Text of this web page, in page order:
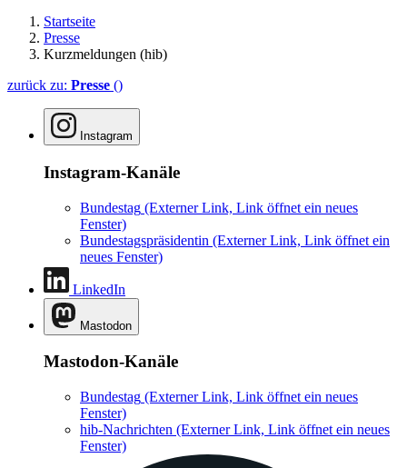
Startseite
Presse
Kurzmeldungen (hib)
zurück zu: Presse ()
Instagram
Instagram-Kanäle
Bundestag (Externer Link, Link öffnet ein neues
Fenster)
Bundestagspräsidentin (Externer Link, Link öffnet ein
neues Fenster)
LinkedIn
Mastodon
Mastodon-Kanäle
Bundestag (Externer Link, Link öffnet ein neues
Fenster)
hib-Nachrichten (Externer Link, Link öffnet ein neues
Fenster)